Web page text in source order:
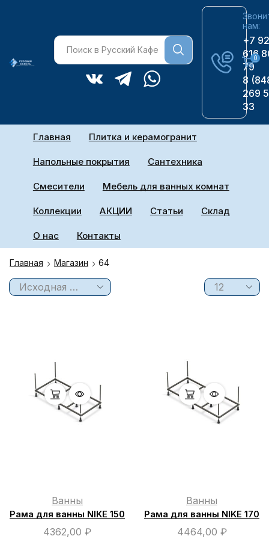
нам:
+7
616
79
8
269
33
0
Главная Плитка и керамогранит
Напольные покрытия Сантехника
Смесители Мебель для ванных комнат
Коллекции АКЦИИ Статьи Склад
О нас Контакты
Главная Магазин 64
Ванны
Рама для ванны NIKE 150
4362,00 ₽
Ванны
Рама для ванны NIKE 170
4464,00 ₽